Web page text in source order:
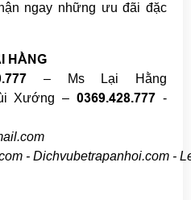
ngay những ưu đãi đặc
HẰNG
– Ms Lại Hằng
Xướng –0369.428.777 -
- Dichvubetrapanhoi.com -